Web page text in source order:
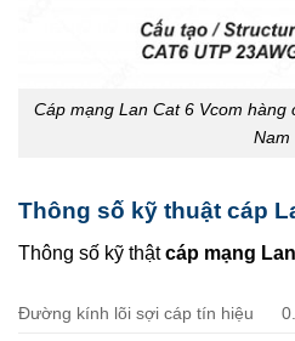
Cáp mạng Lan Cat 6 Vcom
Nam
Thông số kỹ thuật cáp
Thông số kỹ thậtcáp mạng
Đường kính lõi sợi cáp tín hiệu